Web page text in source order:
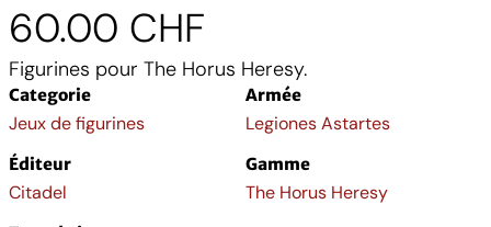
60.00 CHF
Figurines pour The Horus Heresy.
Categorie
Jeux de figurines
Armée
Legiones Astartes
Éditeur
Citadel
Gamme
The Horus Heresy